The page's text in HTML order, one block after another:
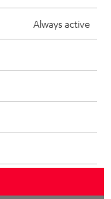
enthalten. Etwaige
EU Data Act
Always active